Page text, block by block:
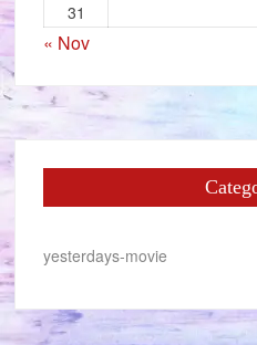
31
« Nov
yesterdays-movie